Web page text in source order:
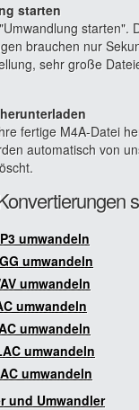
starten
starten".
brauchen nur
sehr große
fertige M4A-Datei
automatisch von
umwandeln
umwandeln
umwandeln
umwandeln
umwandeln
umwandeln
umwandeln
und Umwandler